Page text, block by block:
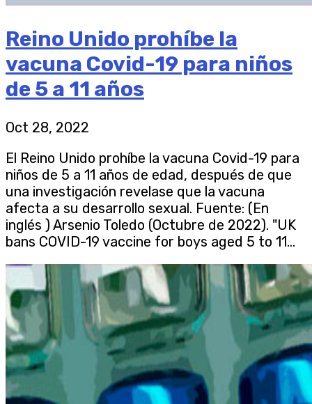
Reino Unido prohíbe la
vacuna Covid-19 para niños
de 5 a 11 años
Oct 28, 2022
El Reino Unido prohíbe la vacuna Covid-19 para
niños de 5 a 11 años de edad, después de que
una investigación revelase que la vacuna
afecta a su desarrollo sexual. Fuente: (En
inglés ) Arsenio Toledo (Octubre de 2022). "UK
bans COVID-19 vaccine for boys aged 5 to 11...